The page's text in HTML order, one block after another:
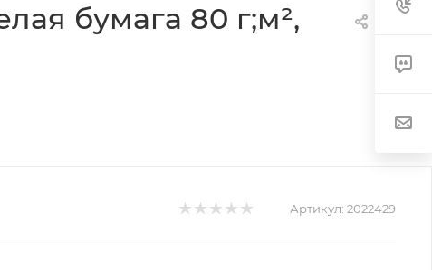
бумага 80 г;м²,
Артикул: 2022429